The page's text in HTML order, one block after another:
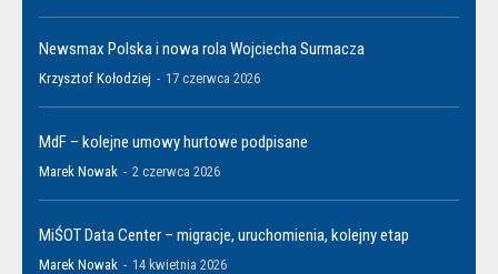
Newsmax Polska i nowa rola Wojciecha Surmacza
Krzysztof Kołodziej - 17 czerwca 2026
MdF – kolejne umowy hurtowe podpisane
Marek Nowak - 2 czerwca 2026
MiŚOT Data Center – migracje, uruchomienia, kolejny etap
Marek Nowak - 14 kwietnia 2026